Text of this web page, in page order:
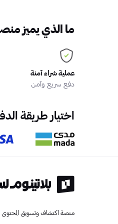
ما الذي يميز
عملية شراء آمنة
دفع سريع وآمن
اختيار طريقة
منصة اكتشاف وتسويق المحتوى